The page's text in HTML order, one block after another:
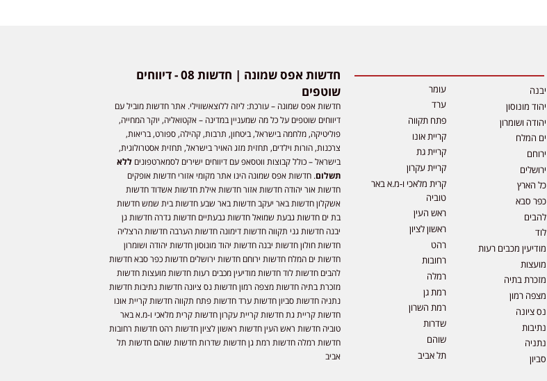
יבנה
יהוד מונוסון
יהודה ושומרון
ים המלח
ירוחם
ירושלים
כל הארץ
כפר סבא
להבים
לוד
מודיעין מכבים רעות
מועצות
מזכרת בתיה
מצפה רמון
נס ציונה
נתיבות
נתניה
סביון
עומר
ערד
פתח תקווה
קריית אונו
קריית גת
קריית עקרון
קרית מלאכי ו-מ.א באר
טוביה
ראש העין
ראשון לציון
רהט
רחובות
רמלה
רמת גן
רמת השרון
שדרות
שוהם
תל אביב
חדשות אפס שמונה | חדשות 08 - דיווחים
שוטפים
חדשות אפס שמונה – עורכת: ליזה ללוצאשווילי. אתר חדשות מוביל עם
דיווחים שוטפים על כל מה שמעניין במדינה – אקטואליה, יוקר המחייה,
פוליטיקה, מלחמה בישראל, ביטחון, תרבות, קהילה, ספורט, בריאות,
צרכנות, הורות וילדים, תחזית מזג האויר בישראל, תחזית אסטרולוגית,
בישראל – כולל קבוצות ווטסאפ עם דיווחים ישירים לסמארטפוניםללא
תשלום. חדשות אפס שמונה הינו אתר מקומי אזורי חדשות אופקים
חדשות אור יהודה חדשות אזור חדשות אילת חדשות אשדוד חדשות
אשקלון חדשות באר יעקב חדשות באר שבע חדשות בית שמש חדשות
בת ים חדשות גבעת שמואל חדשות גבעתיים חדשות גדרה חדשות גן
יבנה חדשות גני תקווה חדשות דימונה חדשות הערבה חדשות הרצליה
חדשות חולון חדשות יבנה חדשות יהוד מונוסון חדשות יהודה ושומרון
חדשות ים המלח חדשות ירוחם חדשות ירושלים חדשות כפר סבא חדשות
להבים חדשות לוד חדשות מודיעין מכבים רעות חדשות מועצות חדשות
מזכרת בתיה חדשות מצפה רמון חדשות נס ציונה חדשות נתיבות חדשות
נתניה חדשות סביון חדשות ערד חדשות פתח תקווה חדשות קריית אונו
חדשות קריית גת חדשות קריית עקרון חדשות קרית מלאכי ו-מ.א באר
טוביה חדשות ראש העין חדשות ראשון לציון חדשות רהט חדשות רחובות
חדשות רמלה חדשות רמת גן חדשות שדרות חדשות שוהם חדשות תל
אביב